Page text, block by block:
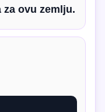
za ovu zemlju.